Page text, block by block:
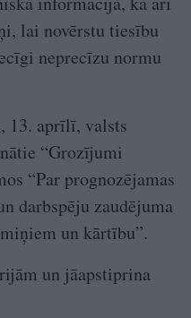
lai novērstu tiesību
neprecīzu normu
13. aprīlī, valsts
“Grozījumi
“Par prognozējamas
darbspēju zaudējuma
un kārtību”.
un jāapstiprina